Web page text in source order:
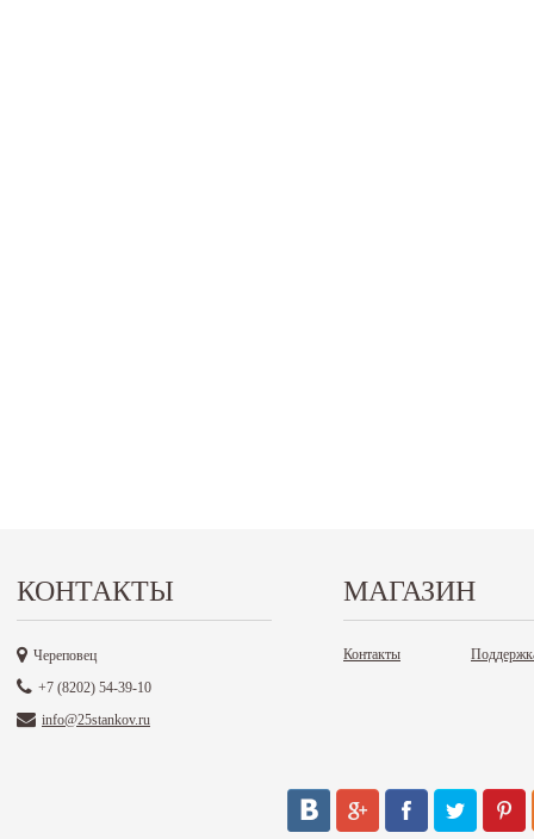
КОНТАКТЫ
Череповец
+7 (8202) 54-39-10
info@25stankov.ru
МАГАЗИН
Контакты